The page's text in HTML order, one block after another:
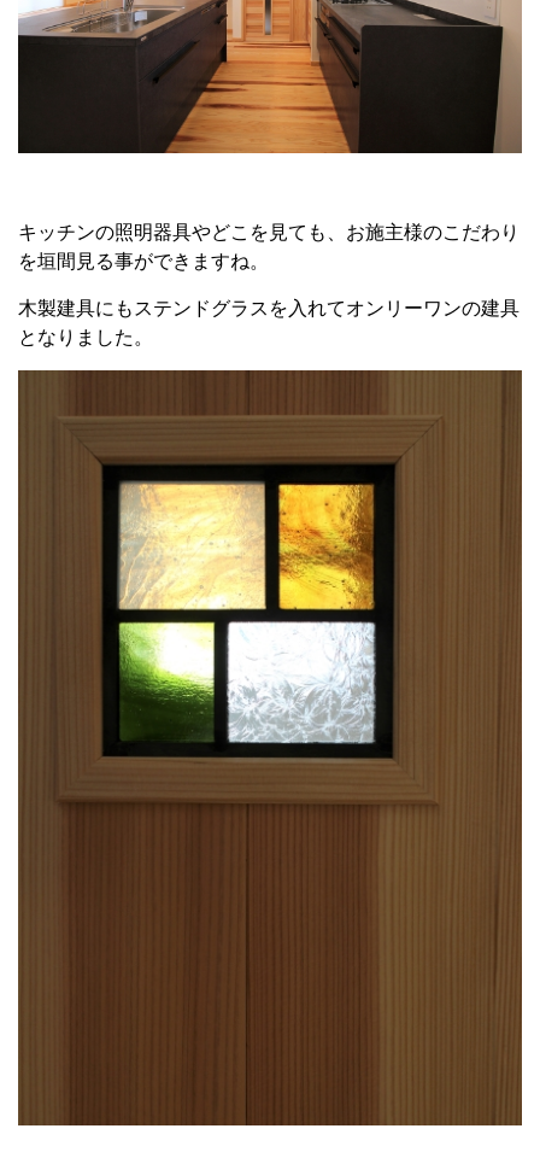
キッチンの照明器具やどこを見ても、お施主様のこだわり
を垣間見る事ができますね。
木製建具にもステンドグラスを入れてオンリーワンの建具
となりました。